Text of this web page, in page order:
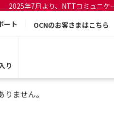
2025年7月より、NTTコミュニケ
ート
OCNのお客さまはこちら
り
ません。